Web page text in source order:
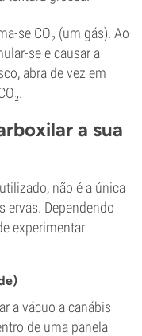
se CO₂ (um gás). Ao
se e causar a
abra de vez em
a sua
não é a única
ervas. Dependendo
experimentar
a vácuo a canábis
de uma panela